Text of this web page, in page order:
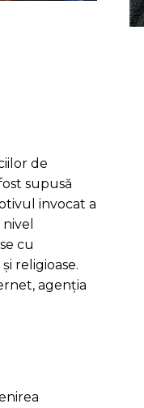
de
supusă
invocat a
cu
religioase.
agenția